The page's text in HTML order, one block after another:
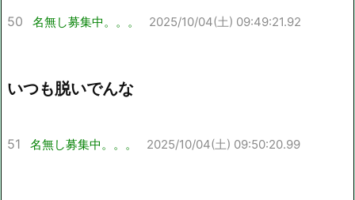
50 名無し募集中。。。 2025/10/04(土) 09:49:21.92
いつも脱いでんな
51 名無し募集中。。。 2025/10/04(土) 09:50:20.99